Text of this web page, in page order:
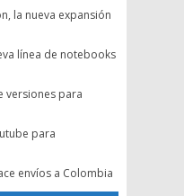
la nueva expansión
línea de notebooks
versiones para
para
envíos a Colombia